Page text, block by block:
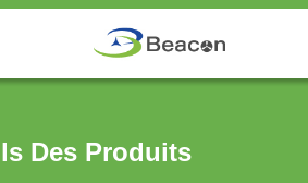
Des Produits